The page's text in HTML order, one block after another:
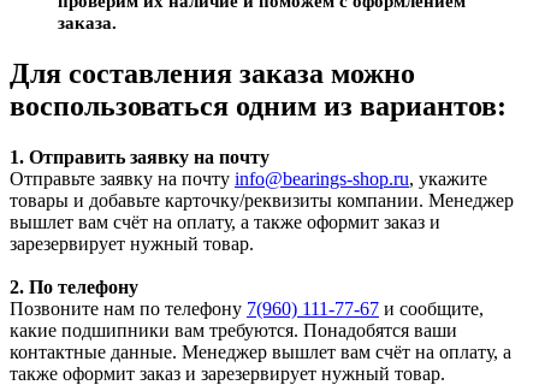
заказа.
Для составления заказа можно
воспользоваться одним из вариантов:
1. Отправить заявку на почту
Отправьте заявку на почту info@bearings-shop.ru, укажите
товары и добавьте карточку/реквизиты компании. Менеджер
вышлет вам счёт на оплату, а также оформит заказ и
зарезервирует нужный товар.
2. По телефону
Позвоните нам по телефону 7(960) 111-77-67 и сообщите,
какие подшипники вам требуются. Понадобятся ваши
контактные данные. Менеджер вышлет вам счёт на оплату, а
также оформит заказ и зарезервирует нужный товар.